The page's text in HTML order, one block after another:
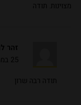
מצוינות. תודה
זהר
25 במרץ 2020 בשעה 15:16
תודה רבה שרון